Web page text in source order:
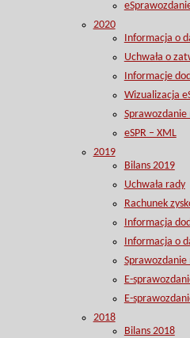
2020
Informacja o
Uchwała o
Informacje
Wizualizacja
eSPR – XML
2019
Bilans 2019
Uchwała rady
Rachunek
Informacja
Informacja o
E-
E-
2018
Bilans 2018